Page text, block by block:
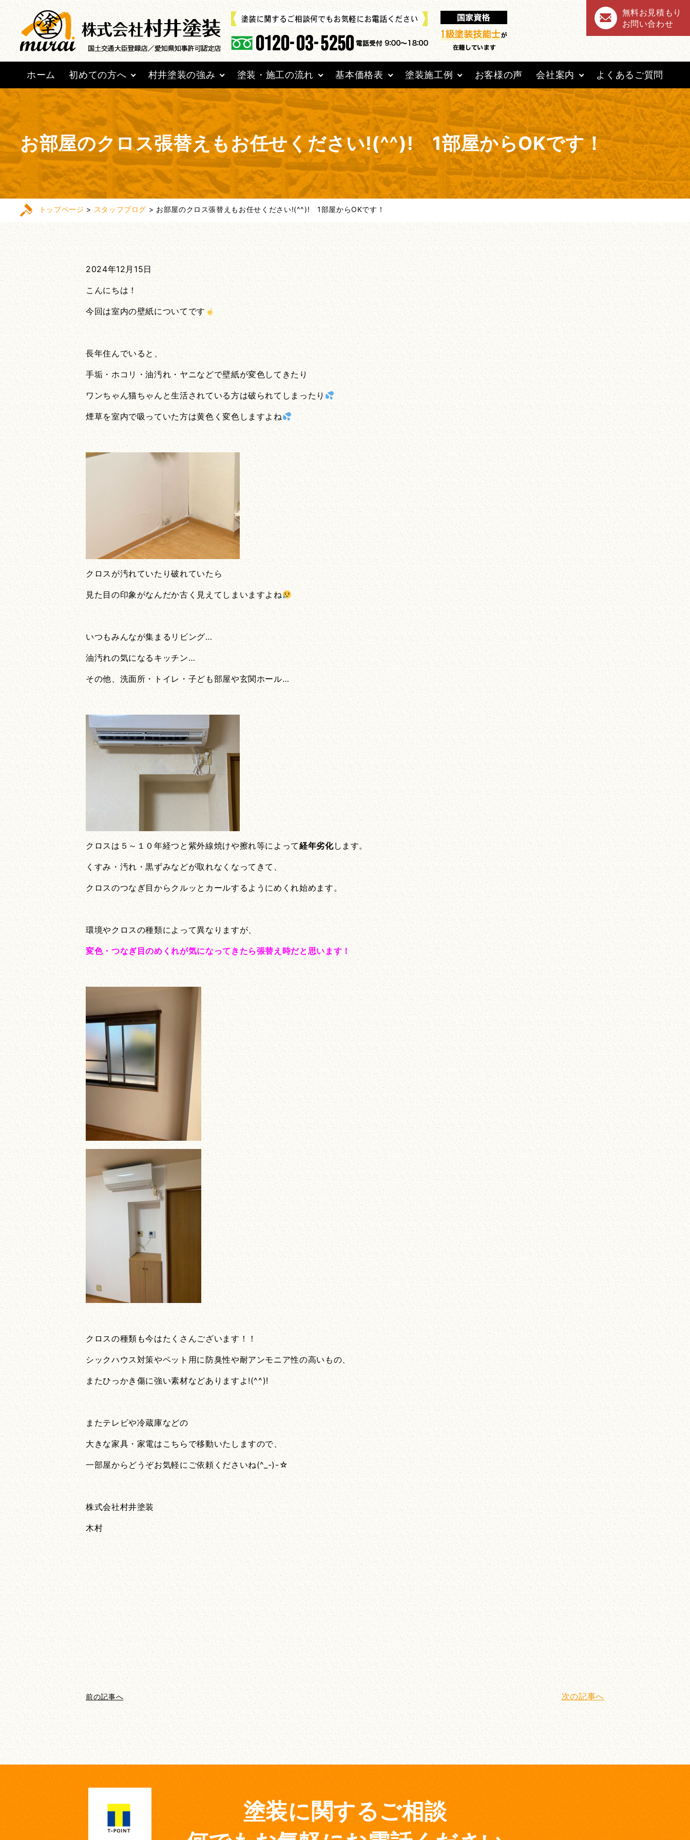
無料お見積もり
お問い合わせ
ホーム 初めての方へ 村井塗装の強み 塗装・施工の流れ 基本価格表 塗装施工例 お客様の声 会社案内 よくあるご質問
お部屋のクロス張替えもお任せください!(^^)! 1部屋からOKです！
トップページ > スタッフブログ > お部屋のクロス張替えもお任せください!(^^)! 1部屋からOKです！
2024年12月15日
こんにちは！
今回は室内の壁紙についてです
長年住んでいると、
手垢・ホコリ・油汚れ・ヤニなどで壁紙が変色してきたり
ワンちゃん猫ちゃんと生活されている方は破られてしまったり
煙草を室内で吸っていた方は黄色く変色しますよね
クロスが汚れていたり破れていたら
見た目の印象がなんだか古く見えてしまいますよね
いつもみんなが集まるリビング…
油汚れの気になるキッチン…
その他、洗面所・トイレ・子ども部屋や玄関ホール…
クロスは５～１０年経つと紫外線焼けや擦れ等によって経年劣化します。
くすみ・汚れ・黒ずみなどが取れなくなってきて、
クロスのつなぎ目からクルッとカールするようにめくれ始めます。
環境やクロスの種類によって異なりますが、
変色・つなぎ目のめくれが気になってきたら張替え時だと思います！
クロスの種類も今はたくさんございます！！
シックハウス対策やペット用に防臭性や耐アンモニア性の高いもの、
またひっかき傷に強い素材などありますよ!(^^)!
またテレビや冷蔵庫などの
大きな家具・家電はこちらで移動いたしますので、
一部屋からどうぞお気軽にご依頼くださいね(^_-)-☆
株式会社村井塗装
木村
前の記事へ 次の記事へ
塗装に関するご相談